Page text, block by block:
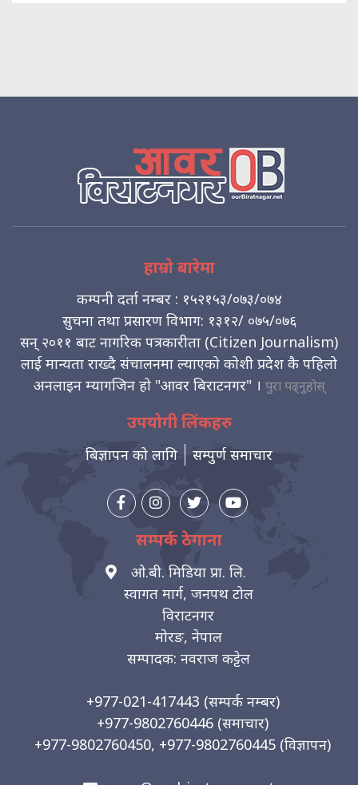
हाम्रो बारेमा
कम्पनी दर्ता नम्बर : १५२१५३/०७३/०७४
सुचना तथा प्रसारण विभाग: १३१२/ ०७५/०७६
सन् २०११ बाट नागरिक पत्रकारीता (Citizen Journalism)
लाई मान्यता राख्दै संचालनमा ल्याएको कोशी प्रदेश कै पहिलो
अनलाइन म्यागजिन हो "आवर बिराटनगर" । पुरा पढ्नुहोस्
उपयोगी लिंकहरु
बिज्ञापन को लागि सम्पुर्ण समाचार
सम्पर्क ठेगाना
ओ.बी. मिडिया प्रा. लि.
स्वागत मार्ग, जनपथ टोल
विराटनगर
मोरङ, नेपाल
सम्पादक: नवराज कट्टेल
+977-021-417443 (सम्पर्क नम्बर)
+977-9802760446 (समाचार)
+977-9802760450, +977-9802760445 (विज्ञापन)